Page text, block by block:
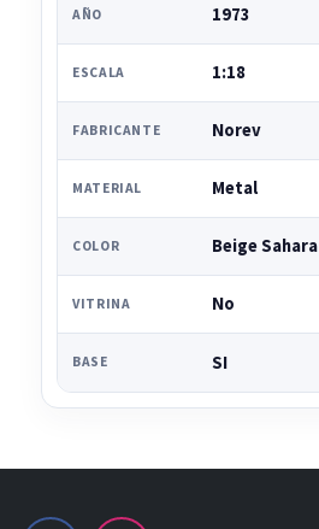
AÑO 1973
ESCALA 1:18
FABRICANTE Norev
MATERIAL Metal
COLOR Beige Sahara
VITRINA No
BASE SI